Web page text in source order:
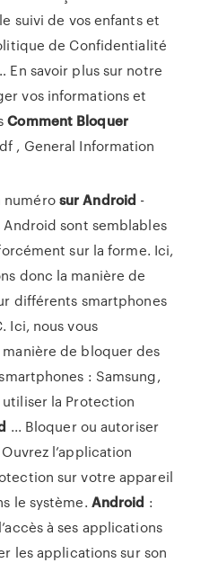
suivi de vos enfants et
de Confidentialité
En savoir plus sur notre
vos informations et
Comment Bloquer
, General Information
sur Android -
Android sont semblables
sur la forme. Ici,
donc la manière de
différents smartphones
Ici, nous vous
de bloquer des
: Samsung,
utiliser la Protection
... Bloquer ou autoriser
l’application
sur votre appareil
le système. Android :
à ses applications
les applications sur son